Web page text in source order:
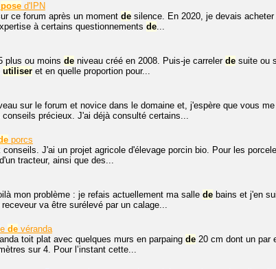
pose d'IPN
ce forum après un moment de silence. En 2020, je devais
à certains questionnements de...
plus ou moins de niveau créé en 2008. Puis-je carreler de suite ou
utiliser et en quelle proportion pour...
sur le forum et novice dans le domaine et, j'espère que vous
précieux. J'ai déjà consulté certains...
porcs
conseils. J'ai un projet agricole d'élevage porcin bio. Pour les
tracteur, ainsi que des...
mon problème : je refais actuellement ma salle de bains et j'en
va être surélevé par un calage...
de véranda
toit plat avec quelques murs en parpaing de 20 cm dont un par
sur 4. Pour l’instant cette...